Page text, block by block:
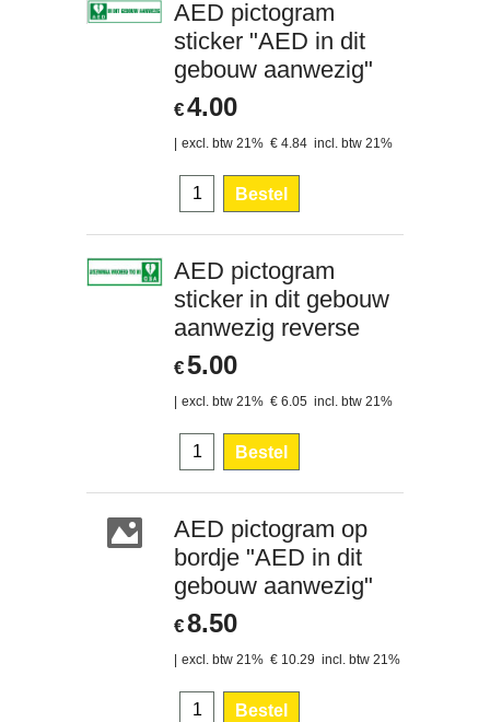
AED pictogram
sticker "AED in dit
gebouw aanwezig"
€4.00
excl. btw 21% € 4.84 incl. btw 21%
Bestel
AED pictogram
sticker in dit gebouw
aanwezig reverse
€5.00
excl. btw 21% € 6.05 incl. btw 21%
Bestel
AED pictogram op
bordje "AED in dit
gebouw aanwezig"
€8.50
excl. btw 21% € 10.29 incl. btw 21%
Bestel